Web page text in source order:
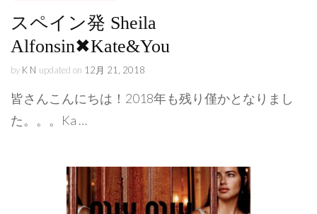
スペイン発 Sheila
Alfonsin✖︎Kate&You
by K N updated on 12月 21, 2018
皆さんこんにちは！2018年も残り僅かとなりまし
た。。。Ka …